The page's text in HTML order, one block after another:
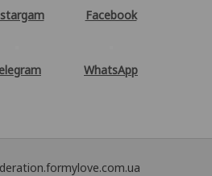
Facebook
WhatsApp